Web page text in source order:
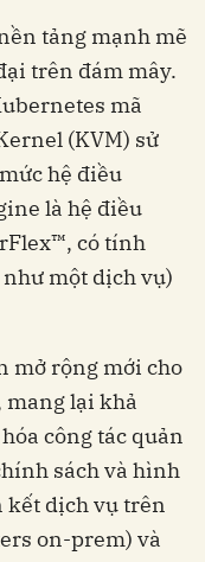
tảng mạnh mẽ
trên đám mây.
mã
(KVM) sử
hệ điều
là hệ điều
có tính
một dịch vụ)
mở rộng mới cho
lại khả
công tác quản
sách và hình
kết dịch vụ trên
on-prem) và